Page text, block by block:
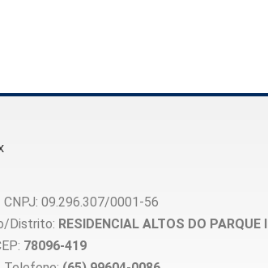
09.296.307/0001-56
Distrito: RESIDENCIAL ALTOS DO PARQUE I
78096-419